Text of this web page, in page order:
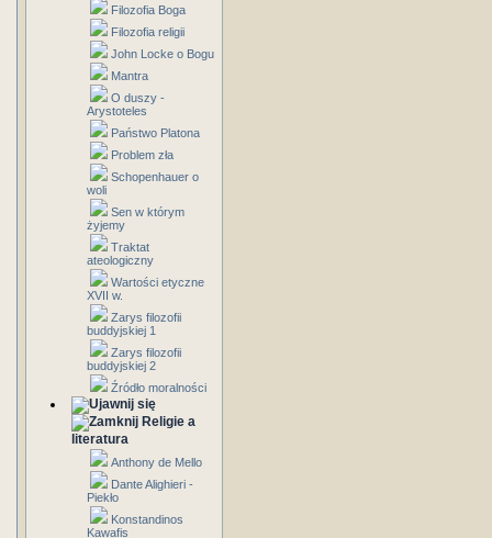
Filozofia Boga
Filozofia religii
John Locke o Bogu
Mantra
O duszy -
Arystoteles
Państwo Platona
Problem zła
Schopenhauer o
woli
Sen w którym
żyjemy
Traktat
ateologiczny
Wartości etyczne
XVII w.
Zarys filozofii
buddyjskiej 1
Zarys filozofii
buddyjskiej 2
Źródło moralności
Religie a
literatura
Anthony de Mello
Dante Alighieri -
Piekło
Konstandinos
Kawafis